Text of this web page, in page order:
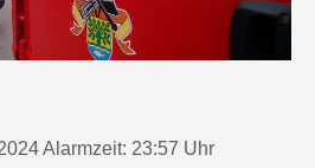
Alarmzeit: 23:57 Uhr